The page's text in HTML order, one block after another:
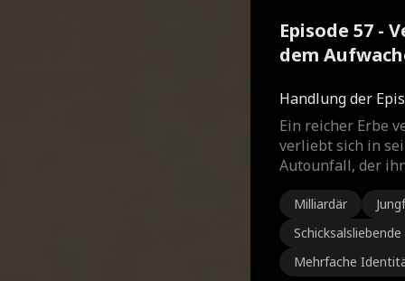
Episode 57 -
dem
Handlung der
Ein reicher Erbe
verliebt sich in
Autounfall, der
Milliardär
Schicksalsliebende
Mehrfache